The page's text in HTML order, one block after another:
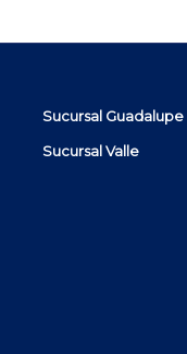
Sucursal Guadalupe
Sucursal Valle